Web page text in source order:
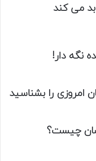
بد می کند
نگه دار!
امروزی را بشناسید
چیست؟